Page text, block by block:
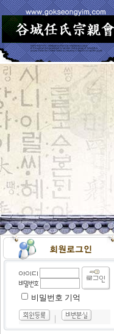
비밀번호 기억